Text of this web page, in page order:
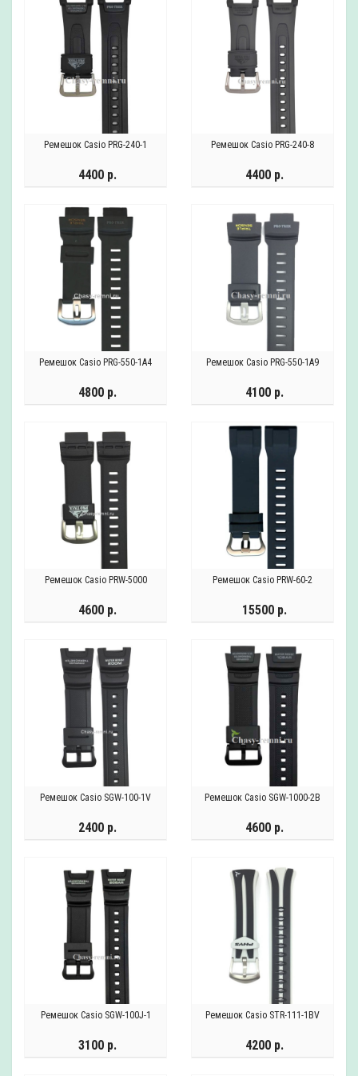
Ремешок Casio PRG-240-1
4400 р.
Ремешок Casio PRG-240-8
4400 р.
Ремешок Casio PRG-550-1A4
4800 р.
Ремешок Casio PRG-550-1A9
4100 р.
Ремешок Casio PRW-5000
4600 р.
Ремешок Casio PRW-60-2
15500 р.
Ремешок Casio SGW-100-1V
2400 р.
Ремешок Casio SGW-1000-2B
4600 р.
Ремешок Casio SGW-100J-1
3100 р.
Ремешок Casio STR-111-1BV
4200 р.